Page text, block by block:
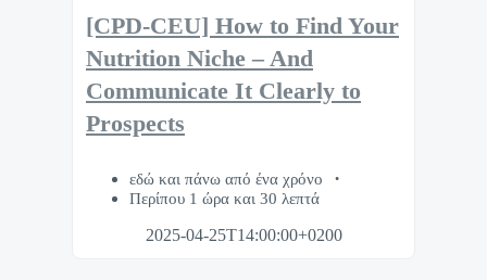
[CPD-CEU] How to Find Your
Nutrition Niche – And
Communicate It Clearly to
Prospects
εδώ και πάνω από ένα χρόνο
Περίπου 1 ώρα και 30 λεπτά
2025-04-25T14:00:00+0200